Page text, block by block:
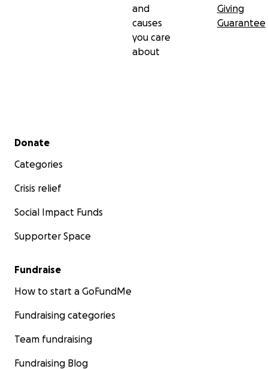
and
causes
you care
about
Giving
Guarantee
Secondary menu
Donate
Categories
Crisis relief
Social Impact Funds
Supporter Space
Fundraise
How to start a GoFundMe
Fundraising categories
Team fundraising
Fundraising Blog